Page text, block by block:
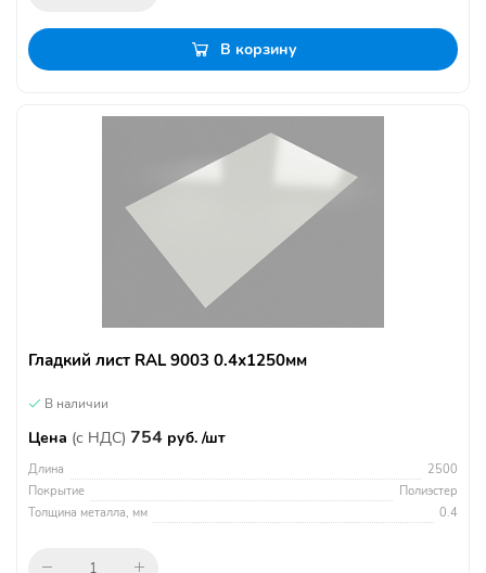
В корзину
Гладкий лист RAL 9003 0.4х1250мм
В наличии
Цена (с НДС) 754 руб. /шт
Длина
2500
Покрытие
Полиэстер
Толщина металла, мм
0.4